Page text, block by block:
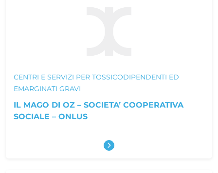
CENTRI E SERVIZI PER TOSSICODIPENDENTI ED
EMARGINATI GRAVI
IL MAGO DI OZ – SOCIETA’ COOPERATIVA
SOCIALE – ONLUS
Scopri di più